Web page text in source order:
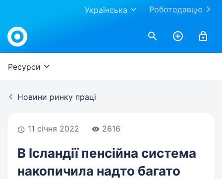
Роботодавцю
Українська
Work.ua
Ресурси
Новини ринку праці
11 січня 2022 2616
В Ісландії пенсійна система
накопичила надто багато